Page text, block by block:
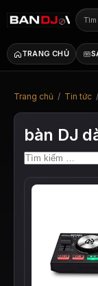
TRANG CHỦ
Trang chủ / Tin tức /
bàn DJ
Tìm
cho: